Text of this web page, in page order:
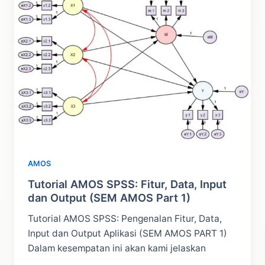
dan
Langkah
AMOS
Part
2)
AMOS
Tutorial AMOS SPSS: Fitur, Data, Input
dan Output (SEM AMOS Part 1)
Tutorial AMOS SPSS: Pengenalan Fitur, Data,
Input dan Output Aplikasi (SEM AMOS PART 1)
Dalam kesempatan ini akan kami jelaskan